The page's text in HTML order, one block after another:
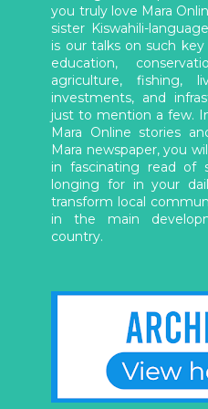
you truly love Mara
sister Kiswahili-
is our talks on such
education,
agriculture, fishing,
investments, and
just to mention a few.
Mara Online stories
Mara newspaper, you
in fascinating read of
longing for in your
transform local
in the main
country.